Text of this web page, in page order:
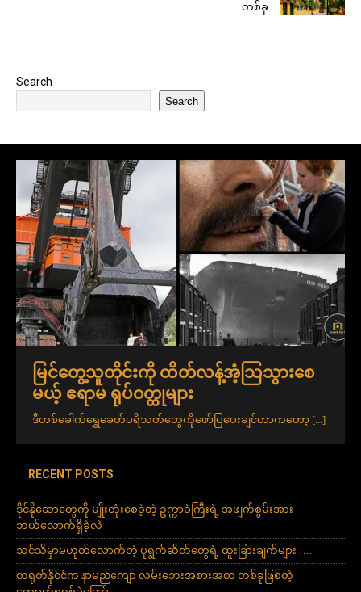
တစ်ခု
Search
Search
မြင်တွေ့သူတိုင်းကို ထိတ်လန့်အံ့သြသွားစေ
မယ့် ဧရာမ ရုပ်ဝတ္ထုများ
ဒီတစ်ခေါက်ရွှေခေတ်ပရိသတ်တွေကိုဖော်ပြပေးချင်တာကတော့ [...]
RECENT POSTS
ဒိုင်နိုဆောတွေကို မျိုးတုံးစေခဲ့တဲ့ ဥက္ကာခဲကြီးရဲ့ အဖျက်စွမ်းအား
ဘယ်လောက်ရှိခဲ့လဲ
သင်သိမှာမဟုတ်လောက်တဲ့ ပုရွက်ဆိတ်တွေရဲ့ ထူးခြားချက်များ ….
တရုတ်နိုင်ငံက နာမည်ကျော် လမ်းဘေးအစားအစာ တစ်ခုဖြစ်တဲ့